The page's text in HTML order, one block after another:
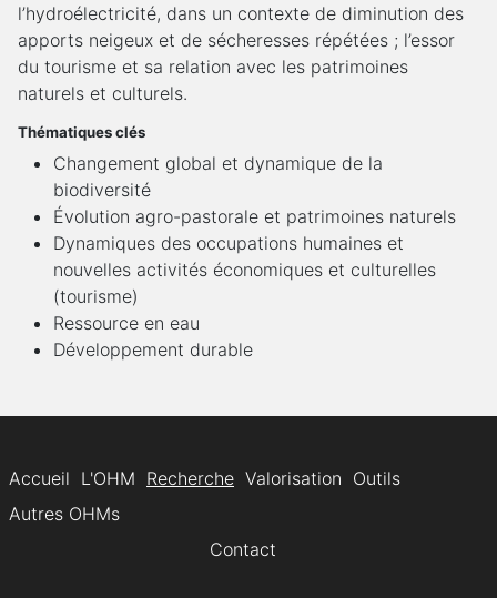
l’hydroélectricité, dans un contexte de diminution des
apports neigeux et de sécheresses répétées ; l’essor
du tourisme et sa relation avec les patrimoines
naturels et culturels.
Thématiques clés
Changement global et dynamique de la
biodiversité
Évolution agro-pastorale et patrimoines naturels
Dynamiques des occupations humaines et
nouvelles activités économiques et culturelles
(tourisme)
Ressource en eau
Développement durable
Accueil L'OHM Recherche Valorisation Outils
Autres OHMs
Contact